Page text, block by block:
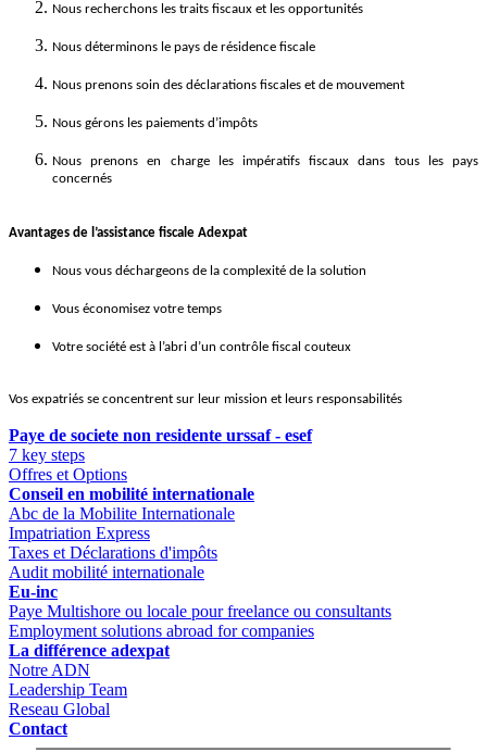
Nous recherchons les traits fiscaux et les opportunités
Nous déterminons le pays de résidence fiscale
Nous prenons soin des déclarations fiscales et de mouvement
Nous gérons les paiements d’impôts
Nous prenons en charge les impératifs fiscaux dans tous les pays
concernés
Avantages de l’assistance fiscale Adexpat
Nous vous déchargeons de la complexité de la solution
Vous économisez votre temps
Votre société est à l’abri d’un contrôle fiscal couteux
Vos expatriés se concentrent sur leur mission et leurs responsabilités
Paye de societe non residente urssaf - esef
7 key steps
Offres et Options
Conseil en mobilité internationale
Abc de la Mobilite Internationale
Impatriation Express
Taxes et Déclarations d'impôts
Audit mobilité internationale
Eu-inc
Paye Multishore ou locale pour freelance ou consultants
Employment solutions abroad for companies
La différence adexpat
Notre ADN
Leadership Team
Reseau Global
Contact